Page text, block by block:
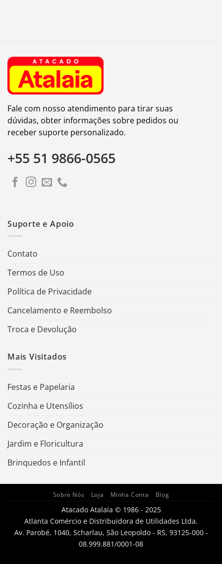
Fale com nosso atendimento para tirar suas
dúvidas, obter informações sobre pedidos ou
receber suporte personalizado.
+55 51 9866-0565
Suporte e Apoio
Contato
Termos de Uso
Política de Privacidade
Cancelamento e Reembolso
Troca e Devolução
Mais Visitados
Festas e Papelaria
Cozinha e Utensílios
Decoração e Organização
Jardim e Floricultura
Brinquedos e Infantil
Sobre Nós Loja Minha Conta Blog
Atacado Atalaia © 1986 - 2025
Atlanta Comércio e Distribuidora de Utilidades Ltda.
Av. Parobé, 1040, Scharlau, São Leopoldo - RS, 93125-000 -
08.999.881/0001-08